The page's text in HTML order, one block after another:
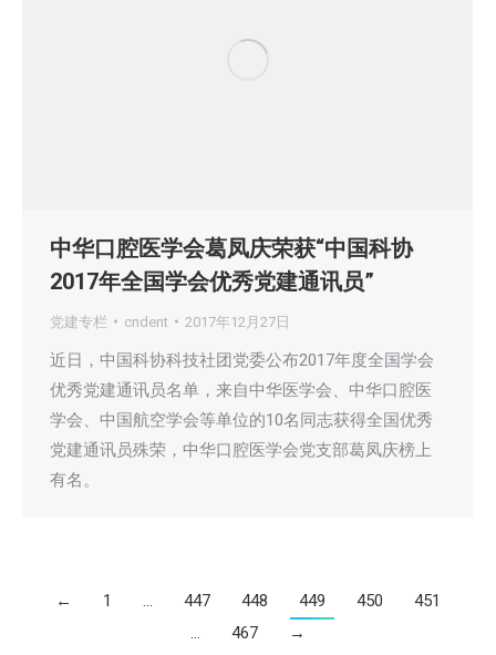
中华口腔医学会葛凤庆荣获“中国科协
2017年全国学会优秀党建通讯员”
党建专栏 cndent 2017年12月27日
近日，中国科协科技社团党委公布2017年度全国学会
优秀党建通讯员名单，来自中华医学会、中华口腔医
学会、中国航空学会等单位的10名同志获得全国优秀
党建通讯员殊荣，中华口腔医学会党支部葛凤庆榜上
有名。
← 1 … 447 448 449 450
451
…
467 →